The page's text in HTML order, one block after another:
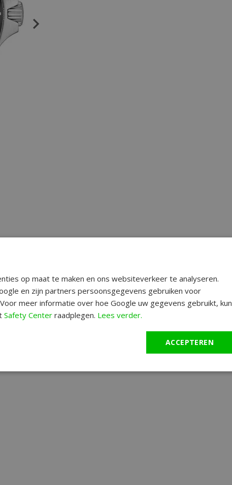
op maat te maken en ons websiteverkeer te analyseren.
en zijn partners persoonsgegevens gebruiken voor
meer informatie over hoe Google uw gegevens gebruikt, kun
Safety Center raadplegen. Lees verder.
ACCEPTEREN